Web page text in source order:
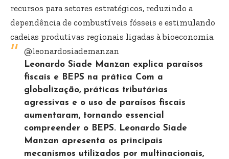
recursos para setores estratégicos, reduzindo a
dependência de combustíveis fósseis e estimulando
cadeias produtivas regionais ligadas à bioeconomia.
@leonardosiademanzan
Leonardo Siade Manzan explica paraísos
fiscais e BEPS na prática Com a
globalização, práticas tributárias
agressivas e o uso de paraísos fiscais
aumentaram, tornando essencial
compreender o BEPS. Leonardo Siade
Manzan apresenta os principais
mecanismos utilizados por multinacionais,